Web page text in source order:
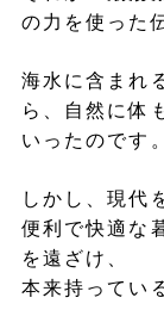
の力を使った
海水に含まれ
ら、自然に体
いったのです。
しかし、現代
便利で快適な
を遠ざけ、
本来持ってい